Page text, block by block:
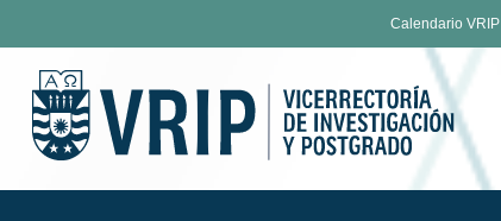
Calendario VRIP